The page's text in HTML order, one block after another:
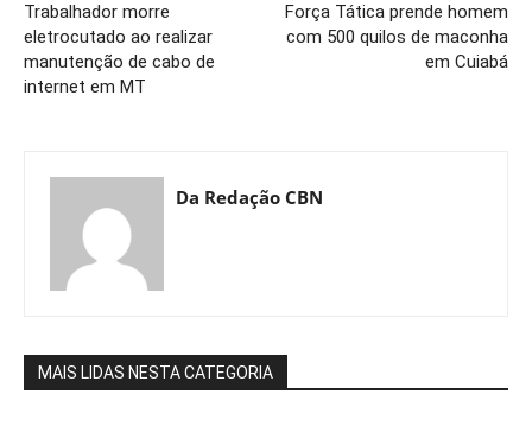
Trabalhador morre
eletrocutado ao realizar
manutenção de cabo de
internet em MT
Força Tática prende homem
com 500 quilos de maconha
em Cuiabá
Da Redação CBN
MAIS LIDAS NESTA CATEGORIA